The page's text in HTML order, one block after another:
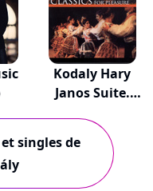
Kodaly Hary
Janos Suite.
singles de